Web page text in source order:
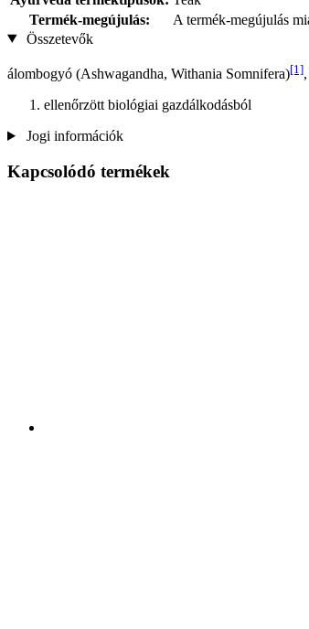
Termék-megújulás:
A termék-megújulás
Összetevők
álombogyó (Ashwagandha, Withania Somnifera)[1]
ellenőrzött biológiai gazdálkodásból
Jogi információk
Kapcsolódó termékek